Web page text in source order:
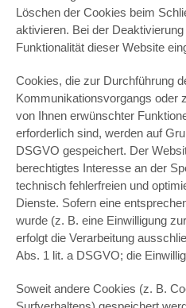
Löschen der Cookies beim
aktivieren. Bei der
Funktionalität dieser Website
Cookies, die zur Durchführung
Kommunikationsvorgangs oder
von Ihnen erwünschter
erforderlich sind, werden auf
DSGVO gespeichert. Der
berechtigtes Interesse an der
technisch fehlerfreien und
Dienste. Sofern eine
wurde (z. B. eine Einwilligung
erfolgt die Verarbeitung
Abs. 1 lit. a DSGVO; die
Soweit andere Cookies (z. B.